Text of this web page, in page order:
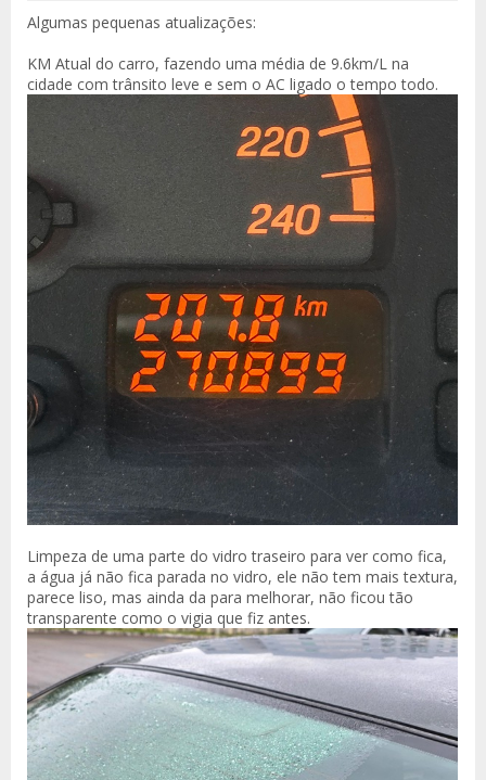
Algumas pequenas atualizações:
KM Atual do carro, fazendo uma média de 9.6km/L na
cidade com trânsito leve e sem o AC ligado o tempo todo.
Limpeza de uma parte do vidro traseiro para ver como fica,
a água já não fica parada no vidro, ele não tem mais textura,
parece liso, mas ainda da para melhorar, não ficou tão
transparente como o vigia que fiz antes.